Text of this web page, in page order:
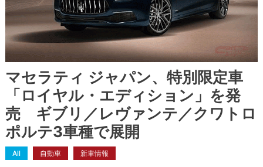
マセラティ ジャパン、特別限定車
「ロイヤル・エディション」を発
売 ギブリ／レヴァンテ／クワトロ
ポルテ3車種で展開
All 自動車 新車情報